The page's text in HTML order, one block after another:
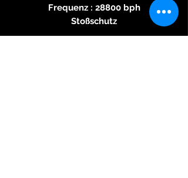
Frequenz : 28800 bph
Stoßschutz